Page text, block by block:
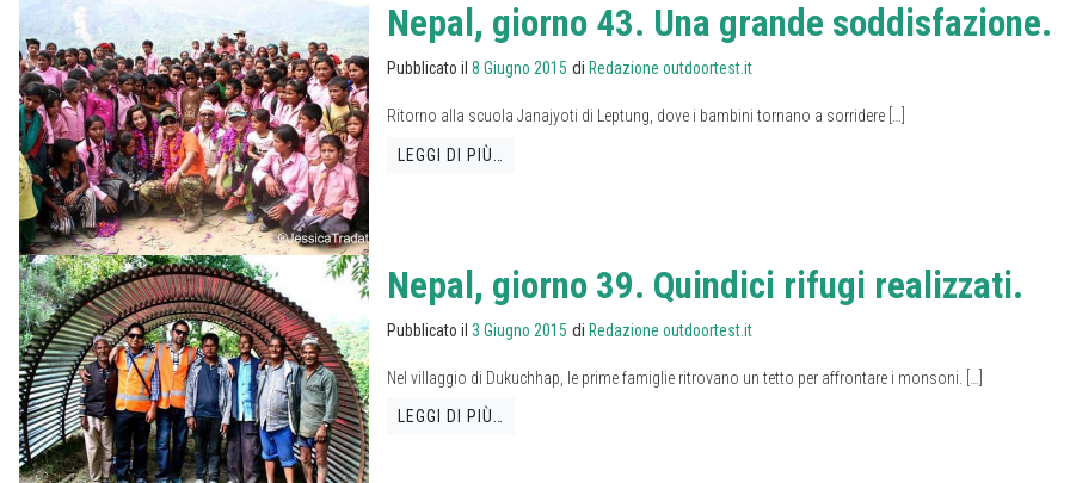
Nepal, giorno 43. Una grande soddisfazione.
Pubblicato il 8 Giugno 2015 di Redazione outdoortest.it
Ritorno alla scuola Janajyoti di Leptung, dove i bambini tornano a sorridere […]
LEGGI DI PIÙ…
Nepal, giorno 39. Quindici rifugi realizzati.
Pubblicato il 3 Giugno 2015 di Redazione outdoortest.it
Nel villaggio di Dukuchhap, le prime famiglie ritrovano un tetto per affrontare i monsoni. […]
LEGGI DI PIÙ…